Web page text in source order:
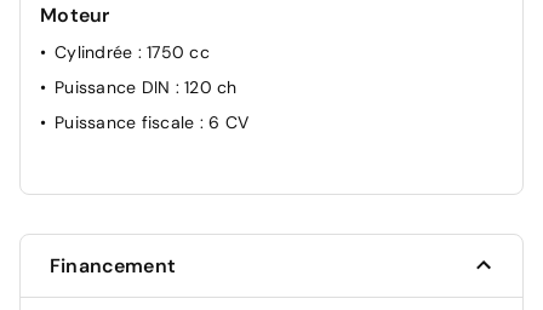
Moteur
Cylindrée : 1750 cc
Puissance DIN : 120 ch
Puissance fiscale : 6 CV
Financement